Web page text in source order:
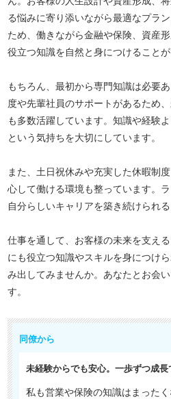
る悩みに寄り添いながら最適なプラ
ため、働きながら金融や保険、資産
役立つ知識を自然と身につけることが
もちろん、最初から専門知識は必要
度や先輩社員のサポートがあるため
も多数活躍しています。知識や経験
という気持ちを大切にしています。
また、土日祝休みや充実した休暇制
心して働ける環境も整っています。
自分らしいキャリアを築き続けられ
仕事を通して、お客様の未来を支え
にも役立つ知識やスキルを身につけ
み出してみませんか。あなたとお会
す。
同僚から
未経験からでも安心。一歩ずつ成長
私も営業や保険の知識はまった